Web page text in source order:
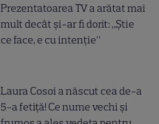
Prezentatoarea TV a arătat mai
mult decât și-ar fi dorit: „Știe
ce face, e cu intenție”
Laura Cosoi a născut cea de-a
5-a fetiță! Ce nume vechi și